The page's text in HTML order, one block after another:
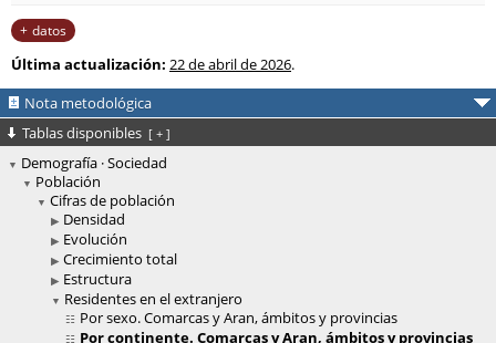
datos
Última actualización: 22 de abril de 2026.
Nota metodológica
Tablas disponibles [ + ]
Demografía · Sociedad
Población
Cifras de población
Densidad
Evolución
Crecimiento total
Estructura
Residentes en el extranjero
Por sexo. Comarcas y Aran, ámbitos y provincias
Por continente. Comarcas y Aran, ámbitos y provincias